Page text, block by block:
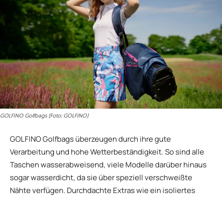
GOLFINO Golfbags (Foto: GOLFINO)
GOLFINO Golfbags überzeugen durch ihre gute
Verarbeitung und hohe Wetterbeständigkeit. So sind alle
Taschen wasserabweisend, viele Modelle darüber hinaus
sogar wasserdicht, da sie über speziell verschweißte
Nähte verfügen. Durchdachte Extras wie ein isoliertes